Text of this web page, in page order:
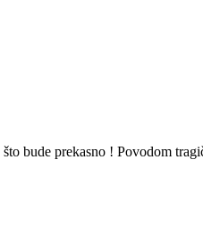
bude prekasno ! Povodom